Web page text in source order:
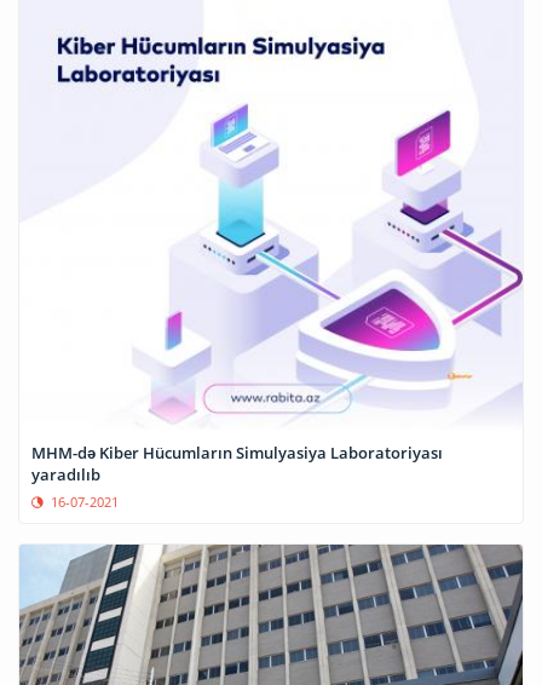
MHM-də Kiber Hücumların Simulyasiya Laboratoriyası
yaradılıb
16-07-2021